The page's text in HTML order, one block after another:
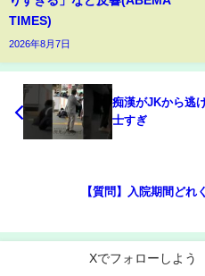
TIMES)
2026年8月7日
痴漢がJKから逃
士すぎ
【質問】入院期間どれ
Xでフォローしよう